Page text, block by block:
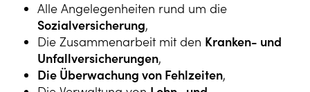
Alle Angelegenheiten rund um die
Sozialversicherung,
Die Zusammenarbeit mit den Kranken- und
Unfallversicherungen,
Die Überwachung von Fehlzeiten,